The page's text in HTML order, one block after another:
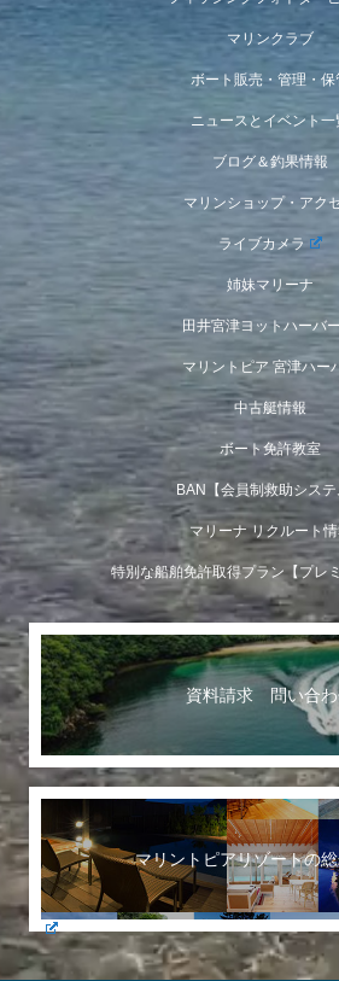
マリンクラブ
ボート販売・管理・保
ニュースとイベント一
ブログ＆釣果情報
マリンショップ・アク
ライブカメラ
姉妹マリーナ
田井宮津ヨットハーバー
マリントピア 宮津ハー
中古艇情報
ボート免許教室
BAN【会員制救助シス
マリーナ リクルート
特別な船舶免許取得プラン【プレ
資料請求 問い合
マリントピアリゾートの